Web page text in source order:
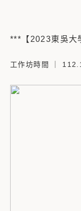
***【2023東吳大
工作坊時間 ｜